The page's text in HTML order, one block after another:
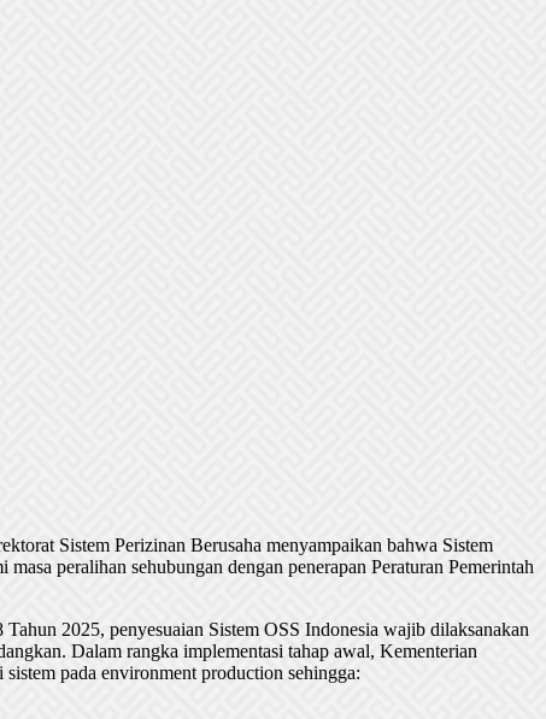
Sistem Perizinan Berusaha menyampaikan bahwa Sistem
peralihan sehubungan dengan penerapan Peraturan Pemerintah
2025, penyesuaian Sistem OSS Indonesia wajib dilaksanakan
Dalam rangka implementasi tahap awal, Kementerian
pada environment production sehingga: